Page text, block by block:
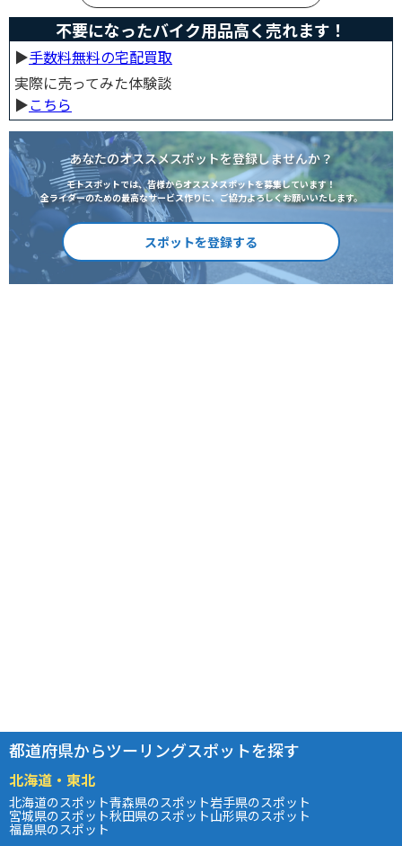
不要になったバイク用品高く売れます！
▶︎手数料無料の宅配買取
実際に売ってみた体験談
▶︎こちら
あなたのオススメスポットを登録しませんか？
モトスポットでは、皆様からオススメスポットを募集しています！
全ライダーのための最高なサービス作りに、ご協力よろしくお願いいたします。
スポットを登録する
都道府県からツーリングスポットを探す
北海道・東北
北海道のスポット青森県のスポット岩手県のスポット
宮城県のスポット秋田県のスポット山形県のスポット
福島県のスポット